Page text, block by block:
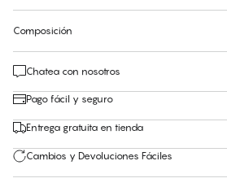
Composición
Chatea con nosotros
Pago fácil y seguro
Entrega gratuita en tienda
Cambios y Devoluciones Fáciles